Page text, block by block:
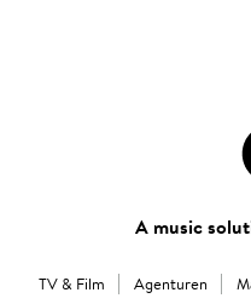
A music
TV & Film Agenturen